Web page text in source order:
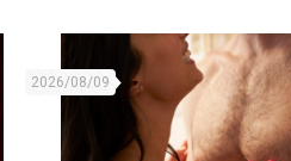
2026/08/09